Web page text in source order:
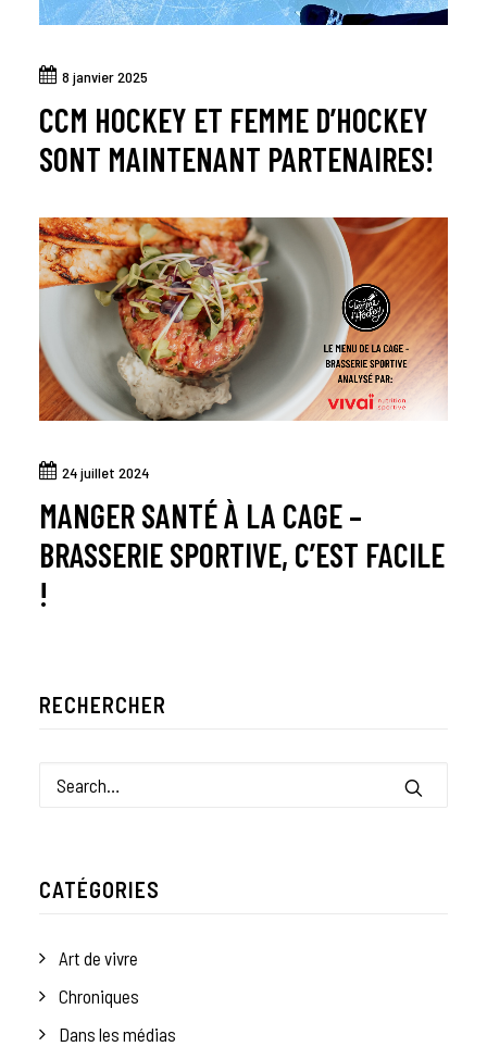
8 janvier 2025
CCM HOCKEY ET FEMME D’HOCKEY
SONT MAINTENANT PARTENAIRES!
24 juillet 2024
MANGER SANTÉ À LA CAGE –
BRASSERIE SPORTIVE, C’EST FACILE
!
RECHERCHER
CATÉGORIES
Art de vivre
Chroniques
Dans les médias